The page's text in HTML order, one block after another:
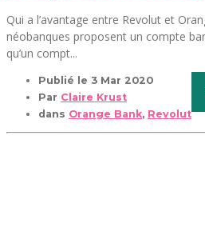
Qui a l’avantage entre Revolut et
néobanques proposent un compte
qu’un compt...
Publié le 3 Mar 2020
Par Claire Krust
dans Orange Bank, Revolut